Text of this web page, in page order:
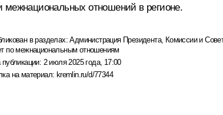
межнациональных отношений в регионе.
в разделах:Администрация Президента, Комиссии и
по межнациональным отношениям
публикации: 2 июля 2025 года, 17:00
на материал: kremlin.ru/d/77344